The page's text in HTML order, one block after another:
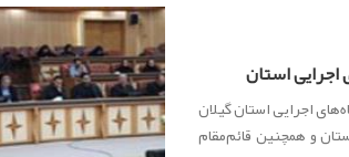
استان
اجرایی استان گیلان
استان و همچنین قائم‌مقام